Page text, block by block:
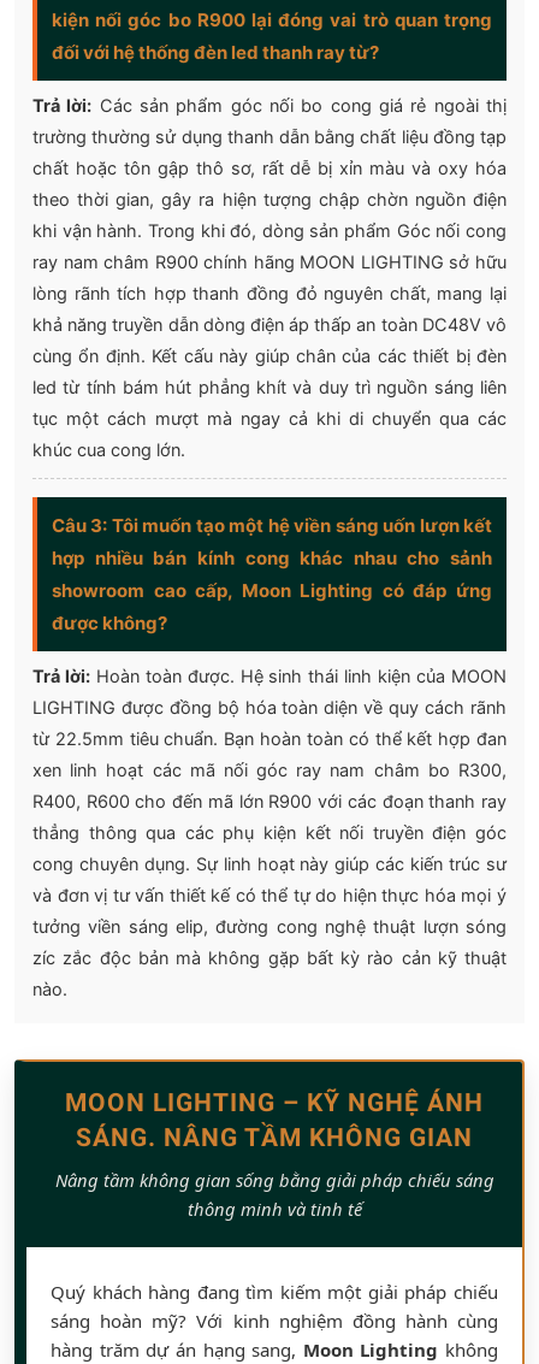
kiện nối góc bo R900 lại đóng vai trò quan trọng
đối với hệ thống đèn led thanh ray từ?
Trả lời: Các sản phẩm góc nối bo cong giá rẻ ngoài thị
trường thường sử dụng thanh dẫn bằng chất liệu đồng tạp
chất hoặc tôn gập thô sơ, rất dễ bị xỉn màu và oxy hóa
theo thời gian, gây ra hiện tượng chập chờn nguồn điện
khi vận hành. Trong khi đó, dòng sản phẩm Góc nối cong
ray nam châm R900 chính hãng MOON LIGHTING sở hữu
lòng rãnh tích hợp thanh đồng đỏ nguyên chất, mang lại
khả năng truyền dẫn dòng điện áp thấp an toàn DC48V vô
cùng ổn định. Kết cấu này giúp chân của các thiết bị đèn
led từ tính bám hút phẳng khít và duy trì nguồn sáng liên
tục một cách mượt mà ngay cả khi di chuyển qua các
khúc cua cong lớn.
Câu 3: Tôi muốn tạo một hệ viền sáng uốn lượn kết
hợp nhiều bán kính cong khác nhau cho sảnh
showroom cao cấp, Moon Lighting có đáp ứng
được không?
Trả lời:Hoàn toàn được. Hệ sinh thái linh kiện của MOON
LIGHTING được đồng bộ hóa toàn diện về quy cách rãnh
từ 22.5mm tiêu chuẩn. Bạn hoàn toàn có thể kết hợp đan
xen linh hoạt các mã nối góc ray nam châm bo R300,
R400, R600 cho đến mã lớn R900 với các đoạn thanh ray
thẳng thông qua các phụ kiện kết nối truyền điện góc
cong chuyên dụng. Sự linh hoạt này giúp các kiến trúc sư
và đơn vị tư vấn thiết kế có thể tự do hiện thực hóa mọi ý
tưởng viền sáng elip, đường cong nghệ thuật lượn sóng
zíc zắc độc bản mà không gặp bất kỳ rào cản kỹ thuật
nào.
MOON LIGHTING – KỸ NGHỆ ÁNH
SÁNG. NÂNG TẦM KHÔNG GIAN
Nâng tầm không gian sống bằng giải pháp chiếu sáng
thông minh và tinh tế
Quý khách hàng đang tìm kiếm một giải pháp chiếu
sáng hoàn mỹ? Với kinh nghiệm đồng hành cùng
hàng trăm dự án hạng sang, Moon Lighting không